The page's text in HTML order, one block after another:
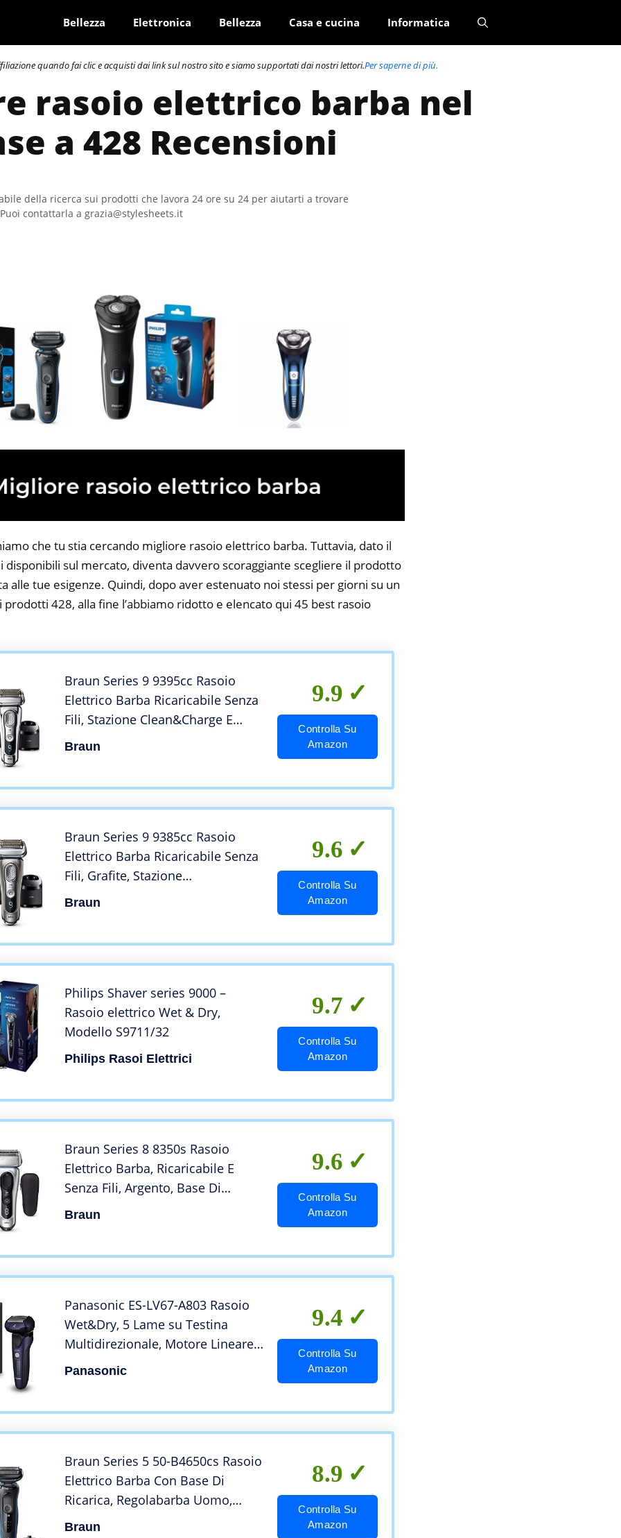
Bellezza Elettronica Bellezza Casa e cucina Informatica
quando fai clic e acquisti dai link sul nostro sito e siamo supportati dai nostri lettori.Per saperne di più.
rasoio elettrico barba nel
a 428 Recensioni
della ricerca sui prodotti che lavora 24 ore su 24 per aiutarti a trovare
contattarla a grazia@stylesheets.it
che tu stia cercando migliore rasoio elettrico barba. Tuttavia, dato il
disponibili sul mercato, diventa davvero scoraggiante scegliere il prodotto
alle tue esigenze. Quindi, dopo aver estenuato noi stessi per giorni su un
428, alla fine l’abbiamo ridotto e elencato qui 45 best rasoio
Braun Series 9 9395cc Rasoio
Elettrico Barba Ricaricabile Senza
Fili, Stazione Clean&Charge E
Custodia Viaggio, Wet&Dry,
Braun
9.9
Controlla Su
Amazon
Braun Series 9 9385cc Rasoio
Elettrico Barba Ricaricabile Senza
Fili, Grafite, Stazione
Clean&Charge E Custodia,
Braun
9.6
Controlla Su
Amazon
Philips Shaver series 9000 –
Rasoio elettrico Wet & Dry,
Modello S9711/32
Philips Rasoi Elettrici
9.7
Controlla Su
Amazon
Braun Series 8 8350s Rasoio
Elettrico Barba, Ricaricabile E
Senza Fili, Argento, Base Di
Ricarica E Custodia, Wet&Dry,
Braun
9.6
Controlla Su
Amazon
Panasonic ES-LV67-A803 Rasoio
Wet&Dry, 5 Lame su Testina
Multidirezionale, Motore Lineare
ad Alta Velocità, Rasatura Precisa
Panasonic
9.4
Controlla Su
Amazon
Braun Series 5 50-B4650cs Rasoio
Elettrico Barba Con Base Di
Ricarica, Regolabarba Uomo,
Rifinitore Corpo, Wet&Dry,
Braun
8.9
Controlla Su
Amazon